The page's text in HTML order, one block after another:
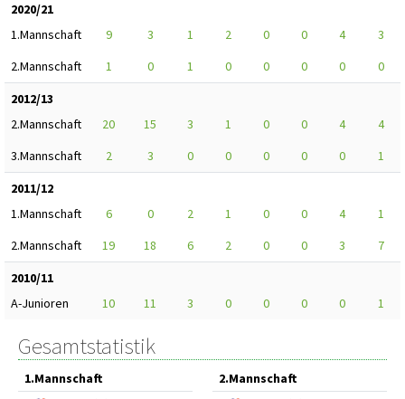
2020/21
1.Mannschaft
9 3 1 2 0 0 4
3
2.Mannschaft
1 0 1 0 0 0 0
0
2012/13
2.Mannschaft
20 15 3 1 0 0 4
4
3.Mannschaft
2 3 0 0 0 0 0
1
2011/12
1.Mannschaft
6 0 2 1 0 0 4
1
2.Mannschaft
19 18 6 2 0 0 3
7
2010/11
A-Junioren
10 11 3 0 0 0 0 1
Gesamtstatistik
1.Mannschaft
2.Mannschaft